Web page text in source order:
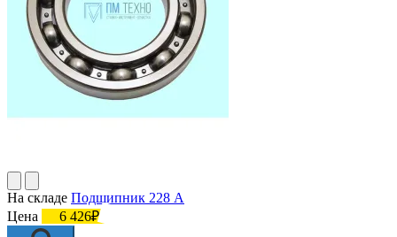
На складе Подшипник 228 А
Цена
6 426₽